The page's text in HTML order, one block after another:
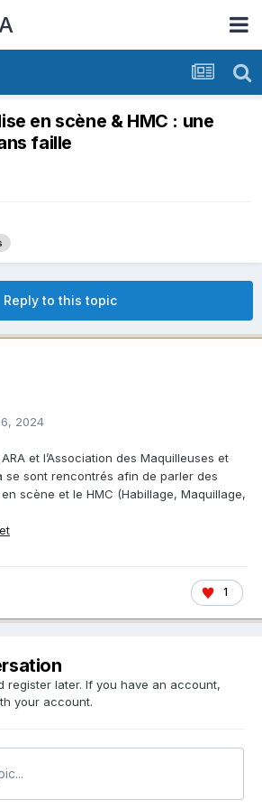
en scène & HMC : une
faille
Reply to this topic
2024
et l’Association des Maquilleuses et
se sont rencontrés afin de parler des
scène et le HMC (Habillage, Maquillage,
1
register later. If you have an account,
your account.